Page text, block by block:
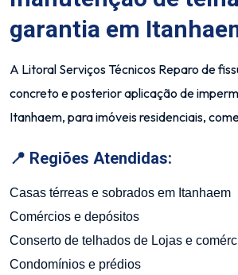
garantia em
A Litoral Serviços Técnicos Reparo de
concreto e posterior aplicação de
Itanhaem, para imóveis residenciais,
📍 Regiões Atendidas:
Casas térreas e sobrados em Itanhaem
Comércios e depósitos
Conserto de telhados de Lojas e
Condomínios e prédios